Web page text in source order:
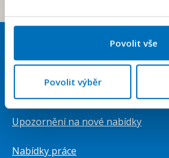
Povolit vše
Povolit výběr
Uchazeči
Přihlásit se
Vytvořit životopis ZDARMA
Upozornění na nové nabídky
Nabídky práce